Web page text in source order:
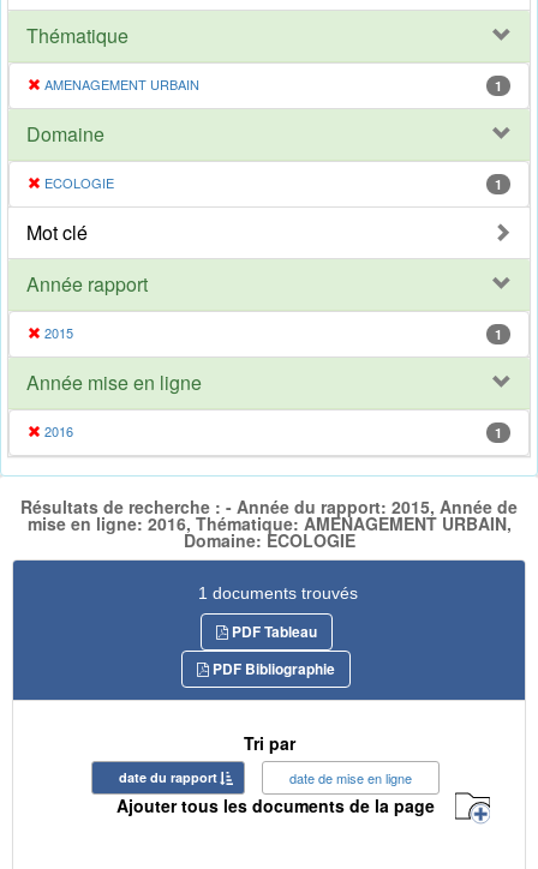
Thématique
AMENAGEMENT URBAIN 1
Domaine
ECOLOGIE 1
Mot clé
Année rapport
2015 1
Année mise en ligne
2016 1
Résultats de recherche : - Année du rapport: 2015, Année de
mise en ligne: 2016, Thématique: AMENAGEMENT URBAIN,
Domaine: ECOLOGIE
1 documents trouvés
PDF Tableau
PDF Bibliographie
Tri par
date du rapport date de mise en ligne
Ajouter tous les documents de la page